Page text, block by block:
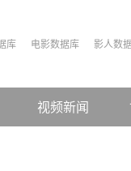
库 电影数据库 影人数
视频新闻